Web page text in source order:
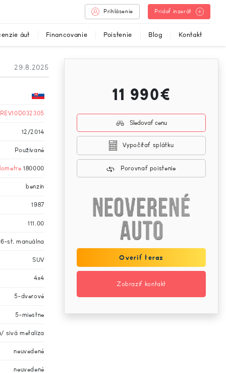
Prihlásenie Pridať inzerát
áut Financovanie Poistenie Blog Kontakt
29.8.2025
12/2014
Používané
180000
benzín
1987
111.00
6-st. manuálna
SUV
4x4
5-dverové
5-miestne
sivá metalíza
neuvedené
neuvedené
11 990€
Sledovať cenu
Vypočítať splátku
Porovnať poistenie
Overiť teraz
Zobraziť kontakt